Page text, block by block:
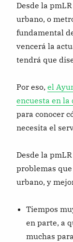
Desde la
urbano, o
fundamental
vencerá la
tendrá que
Por eso,el
encuesta en
para conocer
necesita el
Desde la
problemas
urbano, y
Tiempos
en parte, a
muchas